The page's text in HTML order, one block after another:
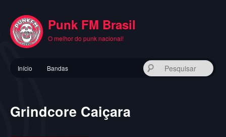
conteúdo
principal
Punk FM Brasil
O melhor do punk nacional!
principal
Início Bandas
Grindcore Caiçara